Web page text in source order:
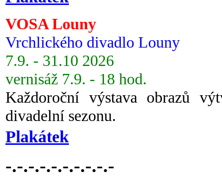
VOSA Louny
Vrchlického divadlo Louny
7.9. - 31.10 2026
vernisáž 7.9. - 18 hod.
Každoroční výstava obrazů
divadelní sezonu.
Plakátek
-.-.-.-.-.-.-.-.-.-